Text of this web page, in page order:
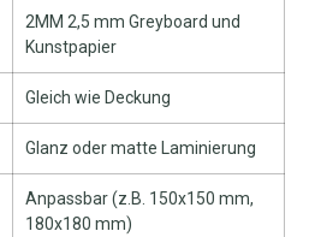
2MM 2,5 mm Greyboard und
Kunstpapier
Gleich wie Deckung
Glanz oder matte Laminierung
Anpassbar (z.B. 150x150 mm,
180x180 mm)